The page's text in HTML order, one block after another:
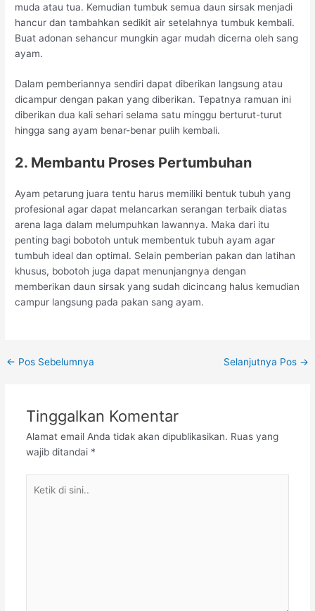
muda atau tua. Kemudian tumbuk semua daun sirsak menjadi
hancur dan tambahkan sedikit air setelahnya tumbuk kembali.
Buat adonan sehancur mungkin agar mudah dicerna oleh sang
ayam.
Dalam pemberiannya sendiri dapat diberikan langsung atau
dicampur dengan pakan yang diberikan. Tepatnya ramuan ini
diberikan dua kali sehari selama satu minggu berturut-turut
hingga sang ayam benar-benar pulih kembali.
2. Membantu Proses Pertumbuhan
Ayam petarung juara tentu harus memiliki bentuk tubuh yang
profesional agar dapat melancarkan serangan terbaik diatas
arena laga dalam melumpuhkan lawannya. Maka dari itu
penting bagi bobotoh untuk membentuk tubuh ayam agar
tumbuh ideal dan optimal. Selain pemberian pakan dan latihan
khusus, bobotoh juga dapat menunjangnya dengan
memberikan daun sirsak yang sudah dicincang halus kemudian
campur langsung pada pakan sang ayam.
Post
← Pos Sebelumnya Selanjutnya Pos →
Tinggalkan Komentar
Alamat email Anda tidak akan dipublikasikan. Ruas yang
wajib ditandai *